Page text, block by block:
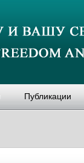
Публикации